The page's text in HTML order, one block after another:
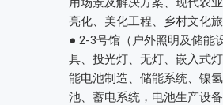
亮化、美化工程、乡村文化
● 2-3号馆（户外照明及储能
具、投光灯、无灯、嵌入式
能电池制造、储能系统、镍
池、蓄电系统，电池生产设